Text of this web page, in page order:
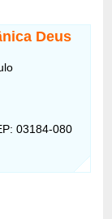
Deus
03184-080